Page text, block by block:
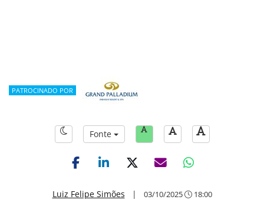
PATROCINADO POR
Fonte
Luiz Felipe Simões | 03/10/2025 18:00